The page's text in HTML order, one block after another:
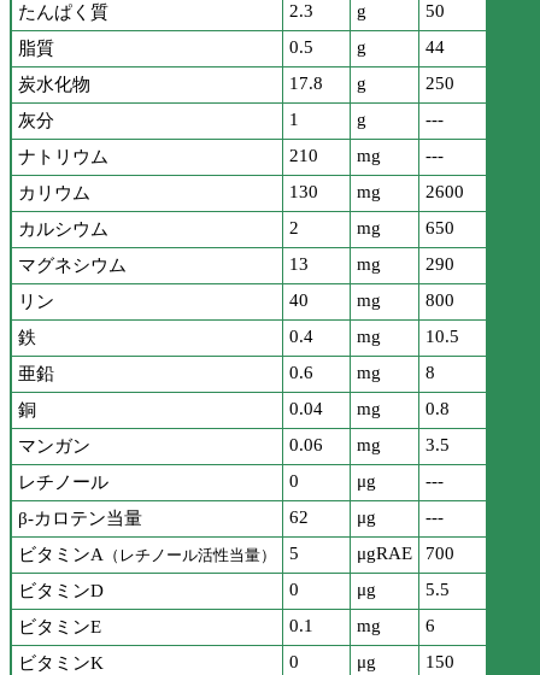
たんぱく質
2.3 g
50
脂質
0.5 g
44
炭水化物
17.8 g
250
灰分
1 g
---
ナトリウム
210 mg
---
カリウム
130 mg
2600
カルシウム
2 mg
650
マグネシウム
13 mg
290
リン
40 mg
800
鉄
0.4 mg
10.5
亜鉛
0.6 mg
8
銅
0.04 mg
0.8
マンガン
0.06 mg
3.5
レチノール
0 μg
---
β-カロテン当量
62 μg
---
ビタミンA （レチノール活性当量） 5 μgRAE
700
ビタミンD
0 μg
5.5
ビタミンE
0.1 mg
6
ビタミンK
0 μg
150